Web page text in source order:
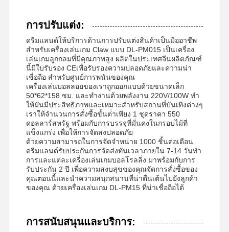
โรงภาพยนตร์วีอาร์
รถบัมเปอร์
ซิมูเลอเตอร์การแข่งรถ VR
การปรับแต่ง:
ดรีมแลนด์ให้บริการด้านการปรับแต่งสินค้าเป็นมืออาชีพ
สําหรับเครื่องเล่นเกม Claw แบบ DL-PM015 เป็นเครื่อง
เล่นเกมลูกกลมที่มีคุณภาพสูง ผลิตในประเทศจีนผลิตภัณฑ์
นี้มีใบรับรอง CEเพื่อรับรองความปลอดภัยและความน่า
เชื่อถือ สําหรับศูนย์การพนันของคุณ
เครื่องเล่นบอลลอยของเราถูกออกแบบด้วยขนาดเล็ก
50*62*158 ซม. และทํางานด้วยพลังงาน 220V/100W ทํา
ให้มันมีประสิทธิภาพและเหมาะสําหรับสถานที่บันเทิงต่างๆ
เราให้จํานวนการสั่งซื้อขั้นต่ําเพียง 1 ชุดราคา 550
ดอลลาร์สหรัฐ พร้อมกับการบรรจุที่มั่นคงในกรอบไม้ที่
แข็งแกร่ง เพื่อให้การจัดส่งปลอดภัย
ด้วยความสามารถในการจัดจําหน่าย 1000 ชิ้นต่อเดือน
ดรีมแลนด์รับประกันการจัดส่งทันเวลาภายใน 7-14 วันทํา
การและแต่ละเครื่องเล่นเกมบอลโรลลิ่ง มาพร้อมกับการ
รับประกัน 2 ปี เพื่อความสงบสุขของคุณจัดการสั่งซื้อของ
คุณตอนนี้และนําความสนุกสนานที่น่าตื่นเต้นไปยังลูกค้า
ของคุณ ด้วยเครื่องเล่นเกม DL-PM15 ที่น่าเชื่อถือได้
การสนับสนุนและบริการ: